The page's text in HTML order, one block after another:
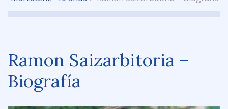
Ramon Saizarbitoria –
Biografía